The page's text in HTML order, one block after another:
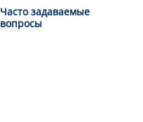
Часто задаваемые
вопросы